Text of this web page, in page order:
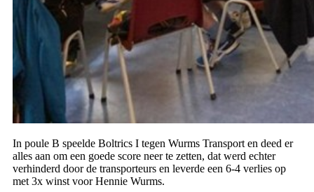
In poule B speelde Boltrics I tegen Wurms Transport en deed er
alles aan om een goede score neer te zetten, dat werd echter
verhinderd door de transporteurs en leverde een 6-4 verlies op
met 3x winst voor Hennie Wurms.